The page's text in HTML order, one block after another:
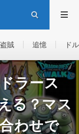
盗賊 追憶 ド
ラース
る？マス
わせで